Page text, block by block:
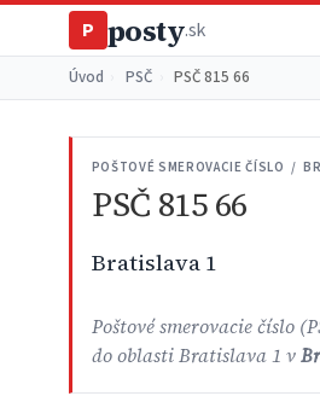
P posty.sk
Úvod PSČ PSČ 815 66
POŠTOVÉ SMEROVACIE ČÍSLO /
PSČ 815 66
Bratislava 1
Poštové smerovacie číslo
do oblasti Bratislava 1 v